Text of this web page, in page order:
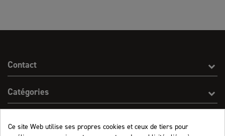
Contact
Catégories
Ce site Web utilise ses propres cookies et ceux de tiers pour